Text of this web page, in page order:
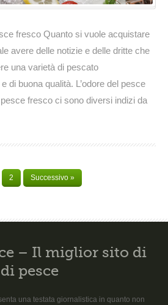
fresco Quanto si vuole acquistare
avere delle notizie e delle dritte che
una varietà di pescato
di buona qualità. L’odore del pesce
fresco ci sono diversi indizi da
2 Successivo »
– Il miglior sito di
pesce
una testata giornalistica in quanto non